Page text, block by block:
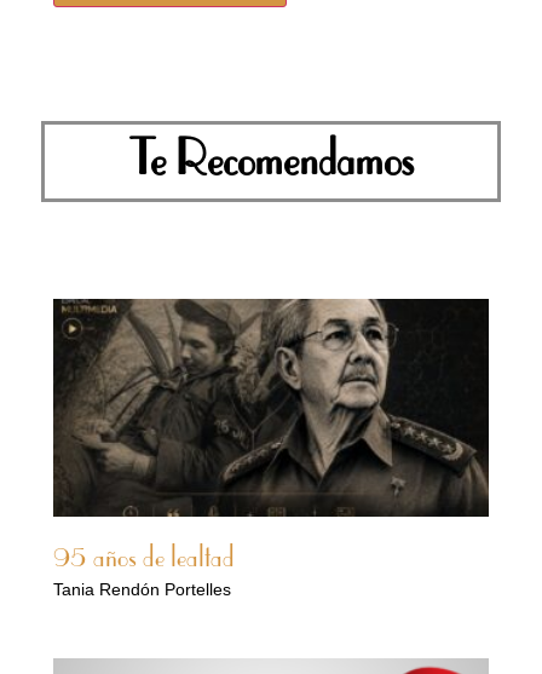
Te Recomendamos
95 años de lealtad
Tania Rendón Portelles